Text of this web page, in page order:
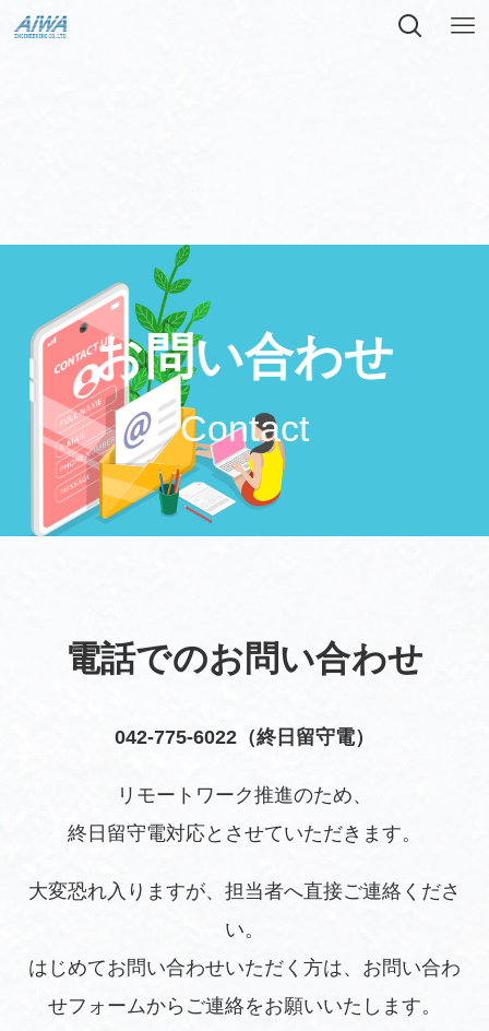
お問い合わせ
Contact
電話でのお問い合わせ
042-775-6022（終日留守電）
リモートワーク推進のため、
終日留守電対応とさせていただきます。
大変恐れ入りますが、担当者へ直接ご連絡くださ
い。
はじめてお問い合わせいただく方は、お問い合わ
せフォームからご連絡をお願いいたします。